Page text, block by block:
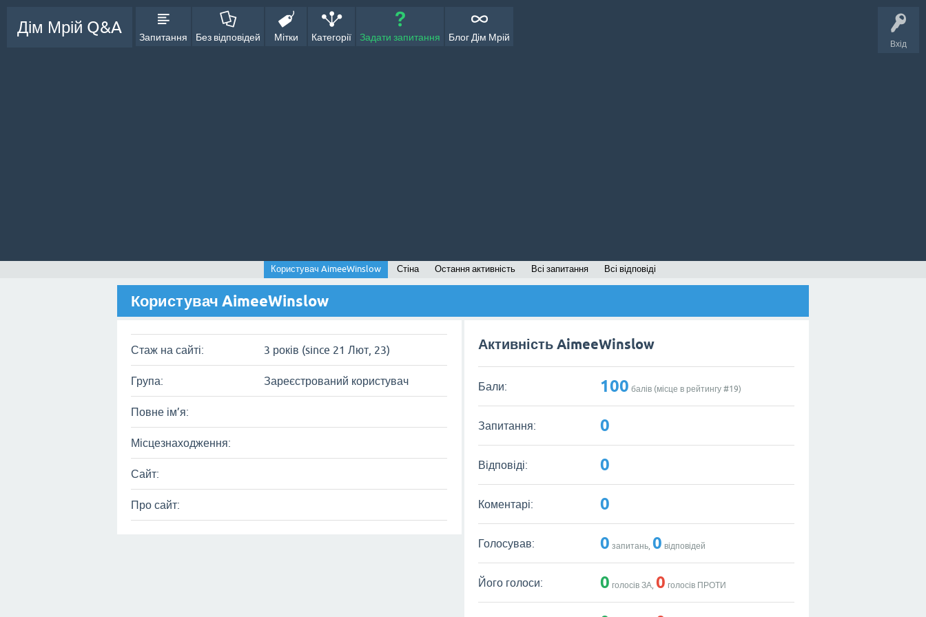
Вхід
Дім Мрій Q&A
Запитання Без відповідей Мітки Категорії Задати запитання Блог Дім Мрій
Користувач AimeeWinslow Стіна Остання активність Всі запитання Всі відповіді
Користувач AimeeWinslow
Стаж на сайті: 3 років (since 21 Лют, 23)
Група: Зареєстрований користувач
Повне ім’я:
Місцезнаходження:
Сайт:
Про сайт:
Активність AimeeWinslow
Бали: 100 балів (місце в рейтингу #19)
Запитання: 0
Відповіді: 0
Коментарі: 0
Голосував: 0 запитань,0 відповідей
Його голоси: 0 голосів ЗА,0 голосів ПРОТИ